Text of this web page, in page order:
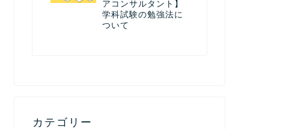
アコンサルタント】
学科試験の勉強法に
ついて
カテゴリー